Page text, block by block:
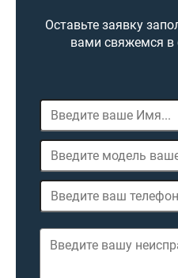
Оставьте заявку
вами свяжемся